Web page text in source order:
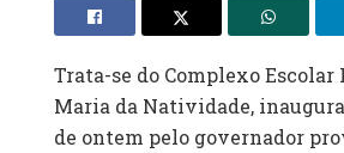
Trata-se do Complexo Escolar
Maria da Natividade,
de ontem pelo governador